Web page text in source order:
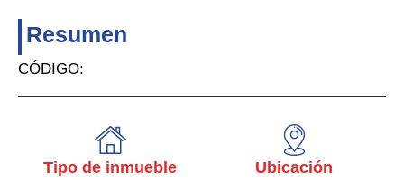
Resumen
CÓDIGO:
Tipo de inmueble Ubicación